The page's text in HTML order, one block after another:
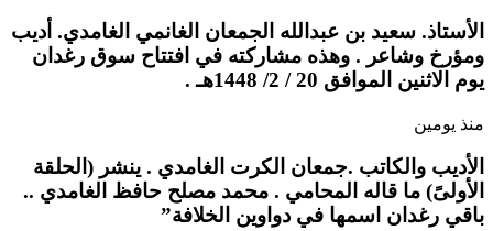
الأستاذ. سعيد بن عبدالله الجمعان الغانمي الغامدي. أديب
ومؤرخ وشاعر . وهذه مشاركته في افتتاح سوق رغدان
يوم الاثنين الموافق 20 / 2/ 1448هـ .
منذ يومين
الأديب والكاتب .جمعان الكرت الغامدي . ينشر (الحلقة
الأولىً) ما قاله المحامي . محمد مصلح حافظ الغامدي ..
باقي رغدان اسمها في دواوين الخلافة”